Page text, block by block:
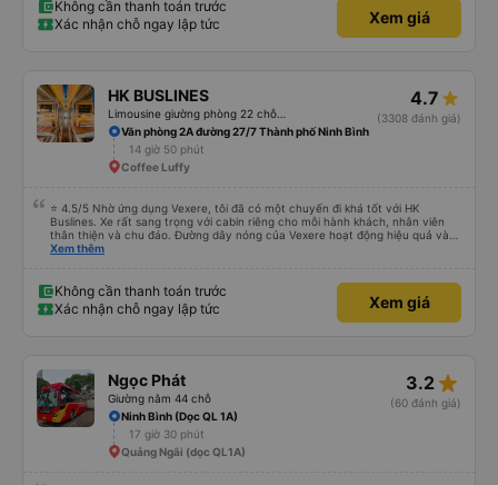
Không cần thanh toán trước
Xác nhận chỗ ngay lập tức
Xem giá
HK BUSLINES 4.7
(3308 đánh giá)
Văn phòng 2A đường 27/7 Thành phố Ninh Bình
14 giờ 50 phút
Coffee Luffy
⭐ 4.5/5 Nhờ ứng dụng Vexere, tôi đã có một chuyến đi khá tốt với HK
Buslines. Xe rất sang trọng với cabin riêng cho mỗi hành khách, nhân viên
thân thiện và chu đáo. Đường dây nóng của Vexere hoạt động hiệu quả và
thể hiện trách nhiệm với khách hàng. Nhược điểm: -0.5 sao vì quy trình đặt
phòng đại diện của công ty, không phải ở nhà tôi :) Ưu điểm: Xe buýt khởi
hành và đến đúng giờ. Điểm đón khách chính xác tại địa điểm đã đăng ký.
Nhân viên chuyên nghiệp và hữu ích. Nhìn chung, tôi đánh giá 4.5 sao cho
vụ nhiệt tình. Đường dây nóng của Vexere làm việc hiệu quả, có trách nhiệm
với khách hàng. Điểm trừ: -0,5 sao thời gian thao tác trên ứng dụng quá
nhanh, chọn dễ dàng bước và không thể quay lại chỉnh sửa, dẫn đến nguy
cơ bị mất dịch vụ. -0,5 sao khi khách hàng, chỉ tại văn phòng đại diện không
trả lời tại nhà riêng. Điểm cộng: Xe xuất bến và đến nơi đúng địa điểm đã
đăng ký. Nhân viên chuyên nghiệp, Nhiệt tình, mình đánh giá 4,5 sao cho cả
app Vexere và HK Busline và hãng sẽ ngày phát triển để mang lại trải
Xem thêm
Không cần thanh toán trước
Xác nhận chỗ ngay lập tức
Xem giá
Ngọc Phát
Giường nằm 44 chỗ
3.2 star_rate
(60 đánh giá)
Ninh Bình (Dọc QL 1A)
17 giờ 30 phút
Quảng Ngãi (dọc QL1A)